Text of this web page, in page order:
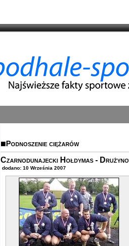
Podnoszenie ciężarów
Czarnodunajecki Hołdymas -
dodano: 10 Września 2007